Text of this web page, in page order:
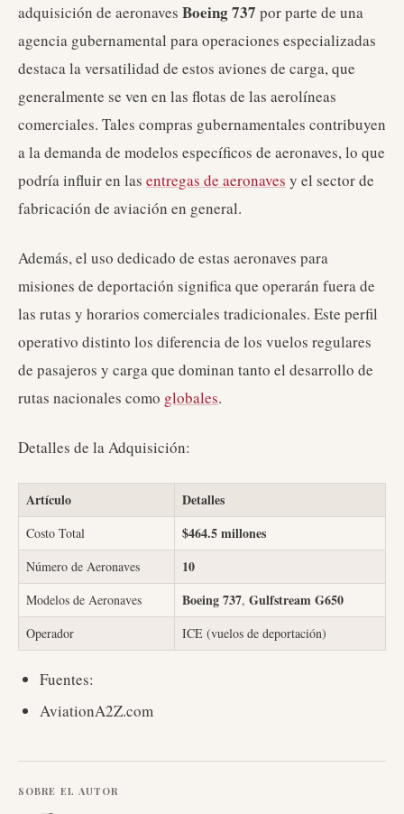
adquisición de aeronaves Boeing 737 por parte de una
agencia gubernamental para operaciones especializadas
destaca la versatilidad de estos aviones de carga, que
generalmente se ven en las flotas de las aerolíneas
comerciales. Tales compras gubernamentales contribuyen
a la demanda de modelos específicos de aeronaves, lo que
podría influir en las entregas de aeronaves y el sector de
fabricación de aviación en general.
Además, el uso dedicado de estas aeronaves para
misiones de deportación significa que operarán fuera de
las rutas y horarios comerciales tradicionales. Este perfil
operativo distinto los diferencia de los vuelos regulares
de pasajeros y carga que dominan tanto el desarrollo de
rutas nacionales como globales.
Detalles de la Adquisición:
Artículo Detalles
Costo Total $464.5 millones
Número de Aeronaves 10
Modelos de Aeronaves Boeing 737, Gulfstream G650
Operador ICE (vuelos de deportación)
Fuentes:
AviationA2Z.com
SOBRE EL AUTOR